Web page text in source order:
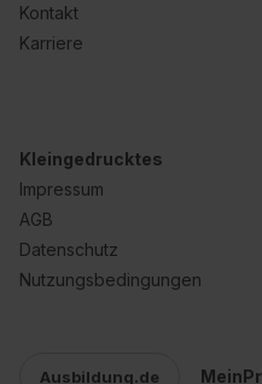
Kontakt
Karriere
Kleingedrucktes
Impressum
AGB
Datenschutz
Nutzungsbedingungen
Ausbildung.de